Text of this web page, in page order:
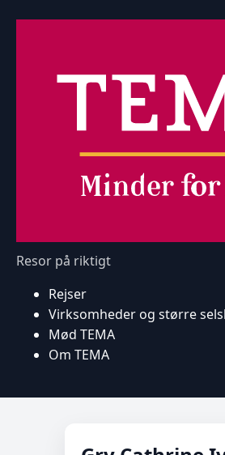
Resor på riktigt
Rejser
Virksomheder og større
Mød TEMA
Om TEMA